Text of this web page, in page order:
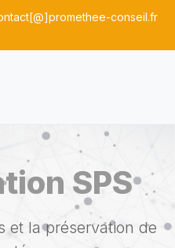
conseil.fr
SPS
et la préservation de